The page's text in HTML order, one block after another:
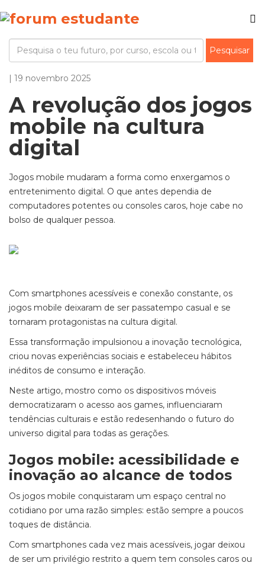
| 19 novembro 2025
A revolução dos jogos
mobile na cultura
digital
Jogos mobile mudaram a forma como enxergamos o
entretenimento digital. O que antes dependia de
computadores potentes ou consoles caros, hoje cabe no
bolso de qualquer pessoa.
Com smartphones acessíveis e conexão constante, os
jogos mobile deixaram de ser passatempo casual e se
tornaram protagonistas na cultura digital.
Essa transformação impulsionou a inovação tecnológica,
criou novas experiências sociais e estabeleceu hábitos
inéditos de consumo e interação.
Neste artigo, mostro como os dispositivos móveis
democratizaram o acesso aos games, influenciaram
tendências culturais e estão redesenhando o futuro do
universo digital para todas as gerações.
Jogos mobile: acessibilidade e
inovação ao alcance de todos
Os jogos mobile conquistaram um espaço central no
cotidiano por uma razão simples: estão sempre a poucos
toques de distância.
Com smartphones cada vez mais acessíveis, jogar deixou
de ser um privilégio restrito a quem tem consoles caros ou